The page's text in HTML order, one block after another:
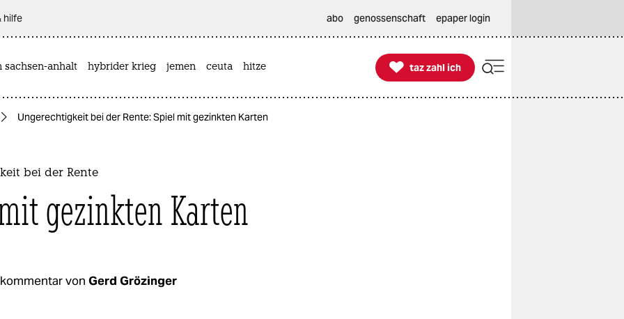
hilfe abo genossenschaft epaper login
sachsen-anhalt hybrider krieg jemen ceuta hitze 
taz zahl ich
taz zahl ich
Ungerechtigkeit bei der Rente: Spiel mit gezinkten Karten
bei der Rente
gezinkten Karten
von Gerd Grözinger